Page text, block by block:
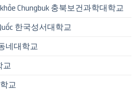
Chungbuk 충북보건과학대학교
한국성서대학교
네대학교
교
교